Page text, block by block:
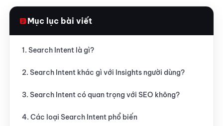
Mục lục bài viết
1. Search Intent là gì?
2. Search Intent khác gì với Insights người dùng?
3. Search Intent có quan trọng với SEO không?
4. Các loại Search Intent phổ biến